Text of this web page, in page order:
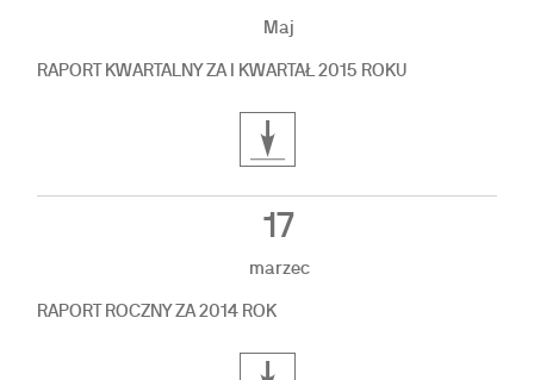
Maj
RAPORT KWARTALNY ZA I KWARTAŁ 2015 ROKU
17
marzec
RAPORT ROCZNY ZA 2014 ROK